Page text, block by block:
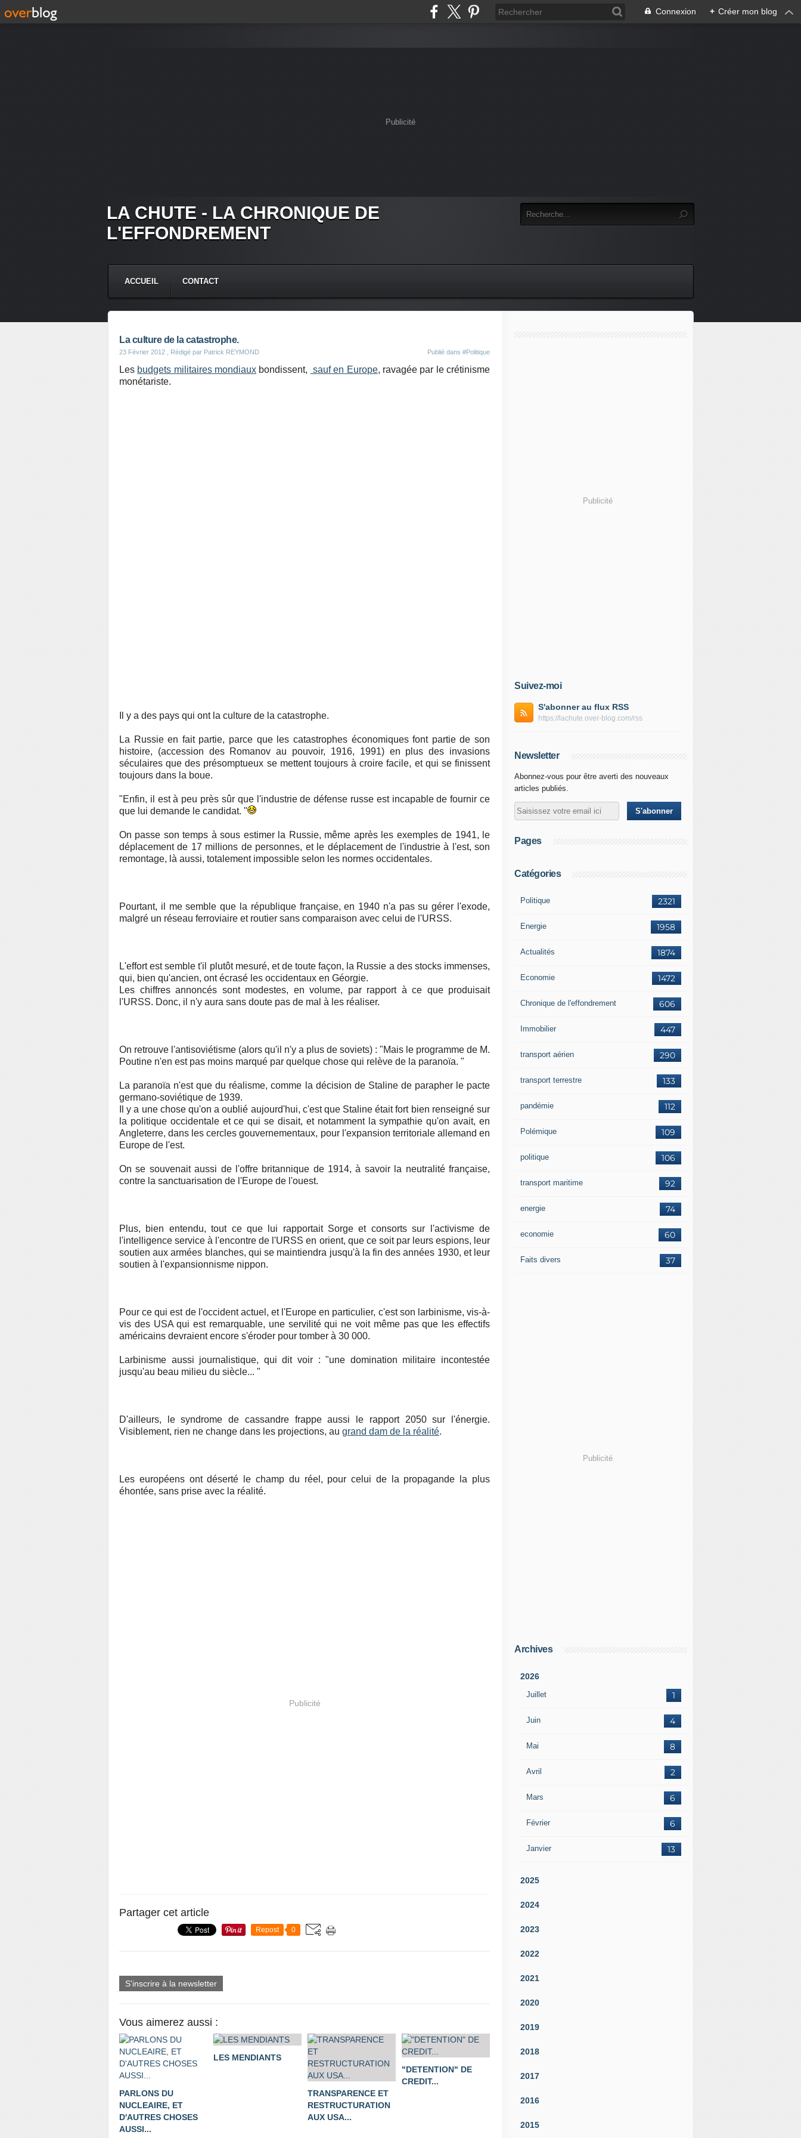
Connexion + Créer mon blog
Publicité
LA CHUTE - LA CHRONIQUE DE
L'EFFONDREMENT
ACCUEIL CONTACT
La culture de la catastrophe.
23 Février 2012 , Rédigé par Patrick REYMOND Publié dans #Politique
Les budgets militaires mondiaux bondissent, sauf en Europe, ravagée par le crétinisme
monétariste.
Il y a des pays qui ont la culture de la catastrophe.
La Russie en fait partie, parce que les catastrophes économiques font partie de son
histoire, (accession des Romanov au pouvoir, 1916, 1991) en plus des invasions
séculaires que des présomptueux se mettent toujours à croire facile, et qui se finissent
toujours dans la boue.
"Enfin, il est à peu près sûr que l'industrie de défense russe est incapable de fournir ce
que lui demande le candidat. "
On passe son temps à sous estimer la Russie, même après les exemples de 1941, le
déplacement de 17 millions de personnes, et le déplacement de l'industrie à l'est, son
remontage, là aussi, totalement impossible selon les normes occidentales.
Pourtant, il me semble que la république française, en 1940 n'a pas su gérer l'exode,
malgré un réseau ferroviaire et routier sans comparaison avec celui de l'URSS.
L'effort est semble t'il plutôt mesuré, et de toute façon, la Russie a des stocks immenses,
qui, bien qu'ancien, ont écrasé les occidentaux en Géorgie.
Les chiffres annoncés sont modestes, en volume, par rapport à ce que produisait
l'URSS. Donc, il n'y aura sans doute pas de mal à les réaliser.
On retrouve l'antisoviétisme (alors qu'il n'y a plus de soviets) : "Mais le programme de M.
Poutine n'en est pas moins marqué par quelque chose qui relève de la paranoïa. "
La paranoïa n'est que du réalisme, comme la décision de Staline de parapher le pacte
germano-soviétique de 1939.
Il y a une chose qu'on a oublié aujourd'hui, c'est que Staline était fort bien renseigné sur
la politique occidentale et ce qui se disait, et notamment la sympathie qu'on avait, en
Angleterre, dans les cercles gouvernementaux, pour l'expansion territoriale allemand en
Europe de l'est.
On se souvenait aussi de l'offre britannique de 1914, à savoir la neutralité française,
contre la sanctuarisation de l'Europe de l'ouest.
Plus, bien entendu, tout ce que lui rapportait Sorge et consorts sur l'activisme de
l'intelligence service à l'encontre de l'URSS en orient, que ce soit par leurs espions, leur
soutien aux armées blanches, qui se maintiendra jusqu'à la fin des années 1930, et leur
soutien à l'expansionnisme nippon.
Pour ce qui est de l'occident actuel, et l'Europe en particulier, c'est son larbinisme, vis-à-
vis des USA qui est remarquable, une servilité qui ne voit même pas que les effectifs
américains devraient encore s'éroder pour tomber à 30 000.
Larbinisme aussi journalistique, qui dit voir : "une domination militaire incontestée
jusqu'au beau milieu du siècle... "
D'ailleurs, le syndrome de cassandre frappe aussi le rapport 2050 sur l'énergie.
Visiblement, rien ne change dans les projections, au grand dam de la réalité.
Les européens ont déserté le champ du réel, pour celui de la propagande la plus
éhontée, sans prise avec la réalité.
Publicité
Partager cet article
Repost 0
S'inscrire à la newsletter
Vous aimerez aussi :
PARLONS DU
NUCLEAIRE, ET
D'AUTRES CHOSES
AUSSI...
LES MENDIANTS
TRANSPARENCE ET
RESTRUCTURATION
AUX USA...
"DETENTION" DE
CREDIT...
Publicité
Suivez-moi
S'abonner au flux RSS
https://lachute.over-blog.com/rss
Newsletter
Abonnez-vous pour être averti des nouveaux
articles publiés.
Pages
Catégories
2321
Politique
1958
Energie
1874
Actualités
1472
Economie
606
Chronique de l'effondrement
447
Immobilier
290
transport aérien
133
transport terrestre
112
pandémie
109
Polémique
106
politique
92
transport maritime
74
energie
60
economie
37
Faits divers
Publicité
Archives
2026
Juillet 1
Juin 4
Mai 8
Avril 2
Mars 6
Février 6
Janvier 13
2025
2024
2023
2022
2021
2020
2019
2018
2017
2016
2015